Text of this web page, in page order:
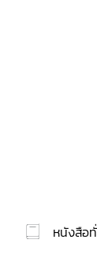
หนังสือ